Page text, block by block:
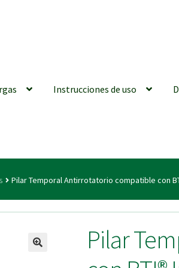
Instrucciones de uso
generales Conexiones CAD CAM
| Tienda Online!
Pilar Temporal Antirrotatorio compatible con
Pilar